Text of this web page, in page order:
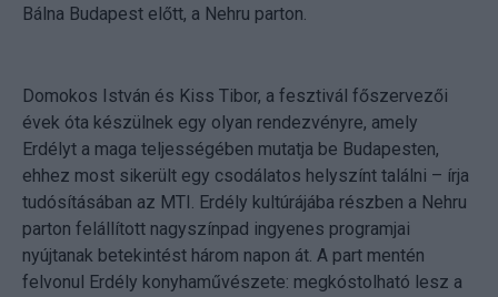
Bálna Budapest előtt, a Nehru parton.
Domokos István és Kiss Tibor, a fesztivál főszervezői
évek óta készülnek egy olyan rendezvényre, amely
Erdélyt a maga teljességében mutatja be Budapesten,
ehhez most sikerült egy csodálatos helyszínt találni – írja
tudósításában az MTI. Erdély kultúrájába részben a Nehru
parton felállított nagyszínpad ingyenes programjai
nyújtanak betekintést három napon át. A part mentén
felvonul Erdély konyhaművészete: megkóstolható lesz a